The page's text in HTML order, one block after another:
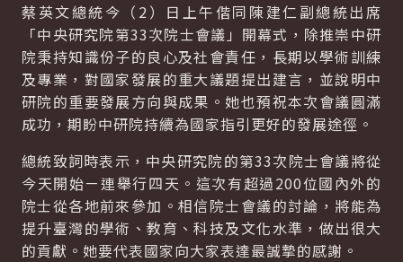
蔡英文總統今（2）日上午偕同陳建仁副總統出席
「中央研究院第33次院士會議」開幕式，除推崇中研
院秉持知識份子的良心及社會責任，長期以學術訓練
及專業，對國家發展的重大議題提出建言，並說明中
研院的重要發展方向與成果。她也預祝本次會議圓滿
成功，期盼中研院持續為國家指引更好的發展途徑。
總統致詞時表示，中央研究院的第33次院士會議將從
今天開始ㄧ連舉行四天。這次有超過200位國內外的
院士從各地前來參加。相信院士會議的討論，將能為
提升臺灣的學術、教育、科技及文化水準，做出很大
的貢獻。她要代表國家向大家表達最誠摯的感謝。